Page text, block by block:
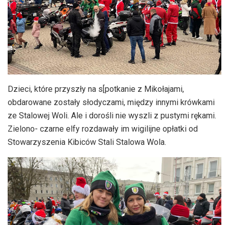
Dzieci, które przyszły na s[potkanie z Mikołajami,
obdarowane zostały słodyczami, między innymi krówkami
ze Stalowej Woli. Ale i dorośli nie wyszli z pustymi rękami.
Zielono- czarne elfy rozdawały im wigilijne opłatki od
Stowarzyszenia Kibiców Stali Stalowa Wola.